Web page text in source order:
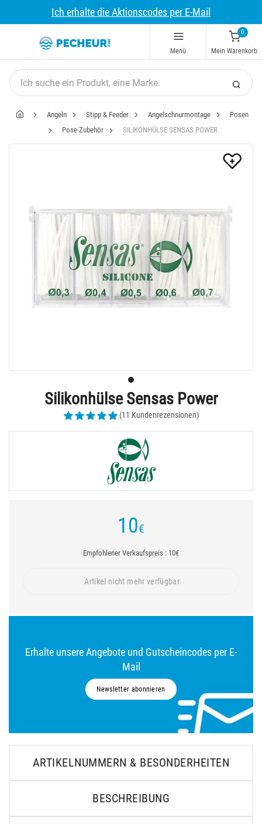
Ich erhalte die Aktionscodes per E-Mail
Menü
0
Mein Warenkorb
Angeln Stipp & Feeder Angelschnurmontage
Posen
Pose Zubehör
SILIKONHÜLSE SENSAS POWER
Silikonhülse Sensas Power
(11 Kundenrezensionen)
10€
Empfohlener Verkaufspreis : 10€
Artikel nicht mehr verfügbar
Erhalte unsere Angebote und Gutscheincodes per E-
Mail
Newsletter abonnieren
ARTIKELNUMMERN & BESONDERHEITEN
BESCHREIBUNG